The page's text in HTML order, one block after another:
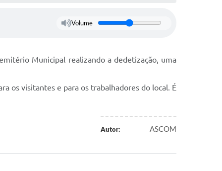
Volume
Municipal realizando a dedetização, uma
os visitantes e para os trabalhadores do local. É
Autor: ASCOM